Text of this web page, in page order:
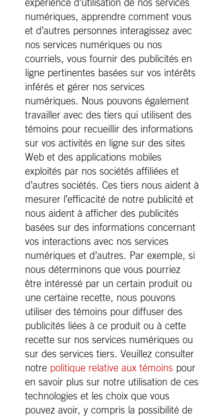
expérience d’utilisation de nos services
numériques, apprendre comment vous
et d’autres personnes interagissez avec
nos services numériques ou nos
courriels, vous fournir des publicités en
ligne pertinentes basées sur vos intérêts
inférés et gérer nos services
numériques. Nous pouvons également
travailler avec des tiers qui utilisent des
témoins pour recueillir des informations
sur vos activités en ligne sur des sites
Web et des applications mobiles
exploités par nos sociétés affiliées et
d’autres sociétés. Ces tiers nous aident à
mesurer l’efficacité de notre publicité et
nous aident à afficher des publicités
basées sur des informations concernant
vos interactions avec nos services
numériques et d’autres. Par exemple, si
nous déterminons que vous pourriez
être intéressé par un certain produit ou
une certaine recette, nous pouvons
utiliser des témoins pour diffuser des
publicités liées à ce produit ou à cette
recette sur nos services numériques ou
sur des services tiers. Veuillez consulter
notre politique relative aux témoins pour
en savoir plus sur notre utilisation de ces
technologies et les choix que vous
pouvez avoir, y compris la possibilité de